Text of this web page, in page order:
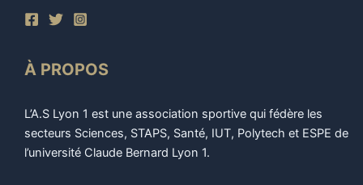
À PROPOS
L’A.S Lyon 1 est une association sportive qui fédère les
secteurs Sciences, STAPS, Santé, IUT, Polytech et ESPE de
l’université Claude Bernard Lyon 1.